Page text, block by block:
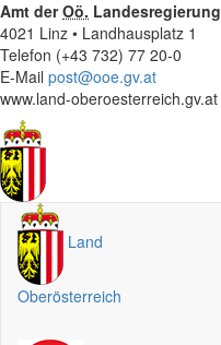
Amt derOö. Landesregierung
4021 Linz • Landhausplatz 1
Telefon (+43 732) 77 20-0
E-Mail post@ooe.gv.at
www.land-oberoesterreich.gv.at
Land
Oberösterreich